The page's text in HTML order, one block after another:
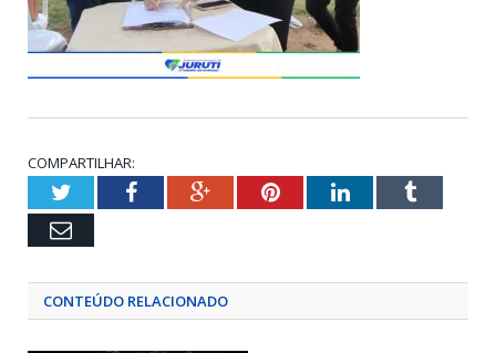
COMPARTILHAR:
TwitterFacebookGoogle+PinterestLinkedInTumblr
Email
CONTEÚDO RELACIONADO